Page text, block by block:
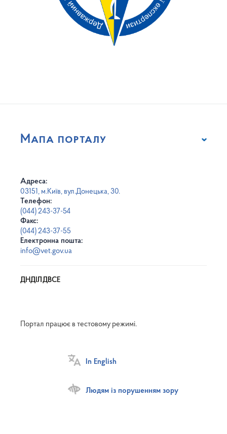
Мапа порталу
Адреса:
03151, м.Київ, вул.Донецька, 30.
Телефон:
(044) 243-37-54
Факс:
(044) 243-37-55
Електронна пошта:
info@vet.gov.ua
ДНДІЛДВСЕ
Портал працює в тестовому режимі.
In English
Людям із порушенням зору